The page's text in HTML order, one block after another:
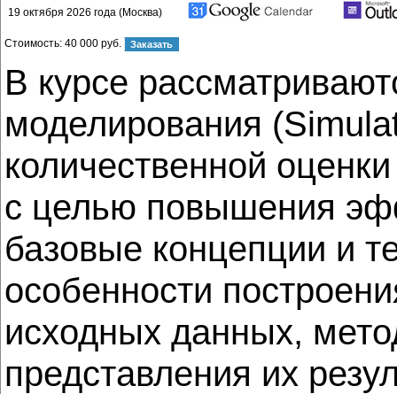
19 октября 2026 года (Москва)
Стоимость: 40 000 руб.
В курсе
моделирования
количественной
с целью повышения
базовые концепции и
особенности
исходных данных,
представления их